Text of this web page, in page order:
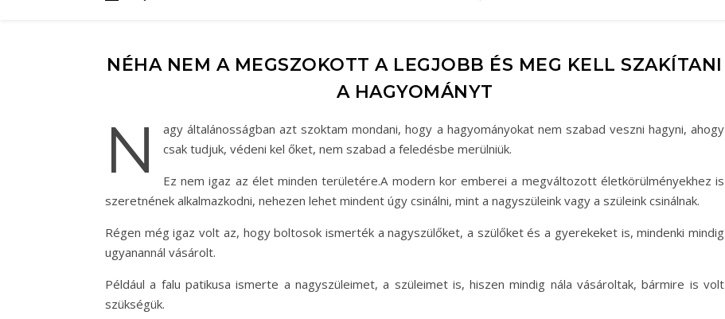
NÉHA NEM A MEGSZOKOTT A LEGJOBB ÉS MEG KELL SZAKÍTANI
A HAGYOMÁNYT
N
agy általánosságban azt szoktam mondani, hogy a hagyományokat nem szabad veszni hagyni, ahogy
csak tudjuk, védeni kel őket, nem szabad a feledésbe merülniük.
Ez nem igaz az élet minden területére.A modern kor emberei a megváltozott életkörülményekhez is
szeretnének alkalmazkodni, nehezen lehet mindent úgy csinálni, mint a nagyszüleink vagy a szüleink csinálnak.
Régen még igaz volt az, hogy boltosok ismerték a nagyszülőket, a szülőket és a gyerekeket is, mindenki mindig
ugyanannál vásárolt.
Például a falu patikusa ismerte a nagyszüleimet, a szüleimet is, hiszen mindig nála vásároltak, bármire is volt
szükségük.